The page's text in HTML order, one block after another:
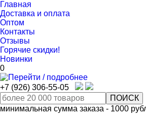
Главная
Доставка и оплата
Оптом
Контакты
Отзывы
Горячие скидки!
Новинки
0
+7 (926) 306-55-05
минимальная сумма заказа - 1000